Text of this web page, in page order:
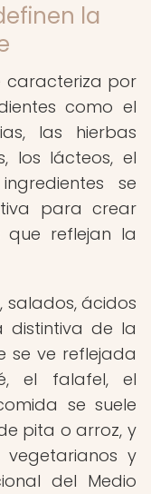
la
caracteriza por
como el
las hierbas
los lácteos, el
se
para crear
que reflejan la
salados, ácidos
distintiva de la
se ve reflejada
el falafel, el
se suele
pita o arroz, y
y
del Medio